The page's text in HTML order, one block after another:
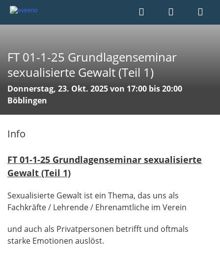
FT 01-1-25 Grundlagenseminar
sexualisierte Gewalt (Teil 1)
Donnerstag, 23. Okt. 2025 von 17:00 bis 20:00
Böblingen
Info
FT 01-1-25 Grundlagenseminar sexualisierte
Gewalt (Teil 1)
Sexualisierte Gewalt ist ein Thema, das uns als
Fachkräfte / Lehrende / Ehrenamtliche im Verein
und auch als Privatpersonen betrifft und oftmals
starke Emotionen auslöst.